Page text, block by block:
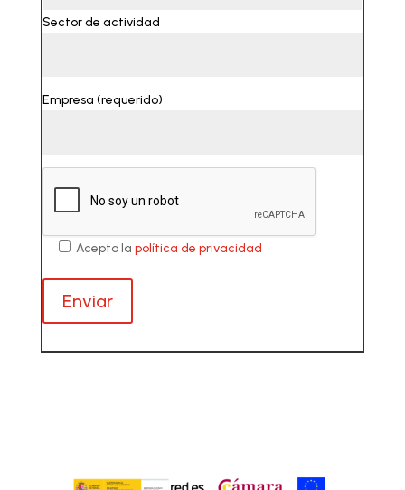
Sector de actividad
Empresa (requerido)
Acepto la política de privacidad